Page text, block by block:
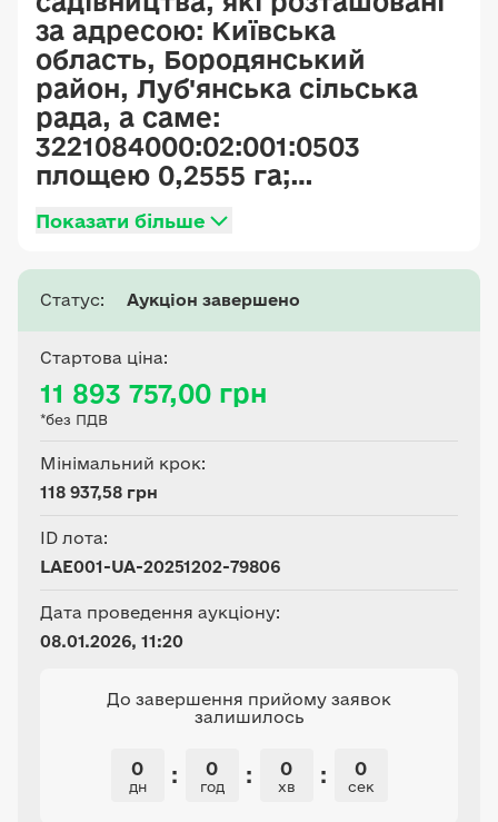
за адресою: Київська
область, Бородянський
район, Луб'янська сільська
рада, а саме:
3221084000:02:001:0503
площею 0,2555 га;
площею 0,3429 га;
площею 0,2555 га;
3221084000:04:002:0104
площею 0,2765 га;
3221084000:04:002:0105
площею 0,1212 га;
3221084000:04:002:0106
площею 0,1809 га;
3221084000:04:002:0107
3221084000:02:001:0411
площею 0,0375 га;
3221084000:02:001:0412
площею 0,0875 га;
площею 0,1111 га;
3221084000:02:001:0414
3221084000:02:001:0363
Показати більше
Статус: Аукціон завершено
Стартова ціна:
11 893 757,00 грн
*без ПДВ
Мінімальний крок:
118 937,58 грн
ID лота:
LAE001-UA-20251202-79806
Дата проведення аукціону:
08.01.2026, 11:20
До завершення прийому заявок
залишилось
0
дн : 0
год : 0
хв : 0
сек